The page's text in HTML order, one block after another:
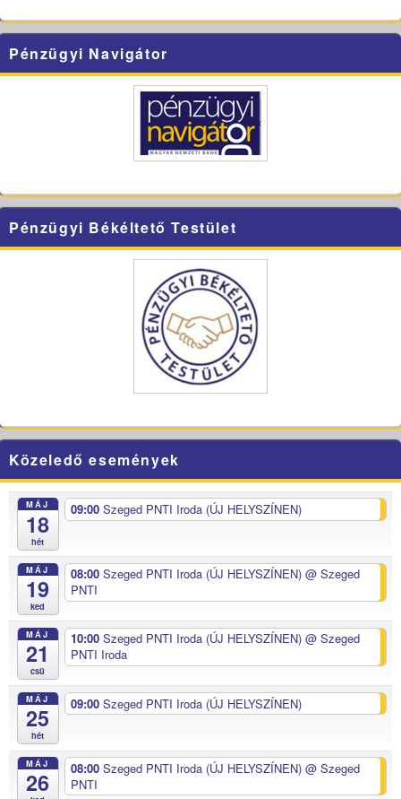
Pénzügyi Navigátor
Pénzügyi Békéltető Testület
Közeledő események
MÁJ
18
hét
09:00 Szeged PNTI Iroda (ÚJ HELYSZÍNEN)
MÁJ
19
ked
08:00 Szeged PNTI Iroda (ÚJ HELYSZÍNEN) @ Szeged
PNTI
MÁJ
21
csü
10:00 Szeged PNTI Iroda (ÚJ HELYSZÍNEN) @ Szeged
PNTI Iroda
MÁJ
25
hét
09:00 Szeged PNTI Iroda (ÚJ HELYSZÍNEN)
MÁJ
26
08:00 Szeged PNTI Iroda (ÚJ HELYSZÍNEN) @ Szeged
PNTI